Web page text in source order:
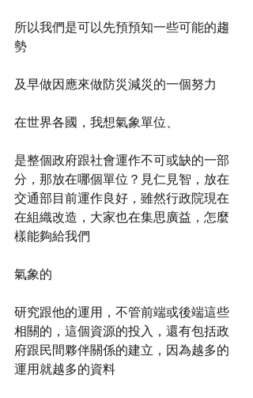
所以我們是可以先預預知一些可能的趨
勢
及早做因應來做防災減災的一個努力
在世界各國，我想氣象單位、
是整個政府跟社會運作不可或缺的一部
分，那放在哪個單位？見仁見智，放在
交通部目前運作良好，雖然行政院現在
在組織改造，大家也在集思廣益，怎麼
樣能夠給我們
氣象的
研究跟他的運用，不管前端或後端這些
相關的，這個資源的投入，還有包括政
府跟民間夥伴關係的建立，因為越多的
運用就越多的資料